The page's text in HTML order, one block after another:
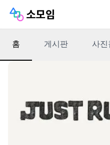
홈 게시판 사진